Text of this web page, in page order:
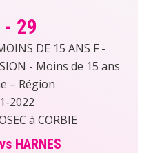
- 29
DE 15 ANS F -
- Moins de 15 ans
– Région
2022
à CORBIE
HARNES